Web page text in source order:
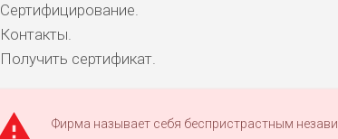
Сертифицирование.
Контакты.
Получить сертификат.
Фирма называет себя беспристрастным